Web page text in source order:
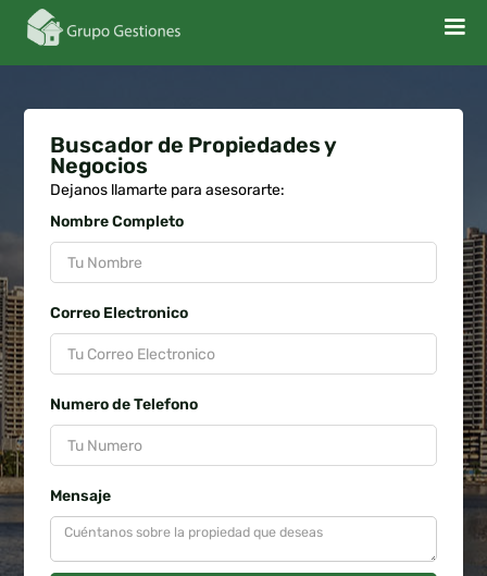
Buscador de Propiedades y
Negocios
Dejanos llamarte para asesorarte:
Nombre Completo
Correo Electronico
Numero de Telefono
Mensaje